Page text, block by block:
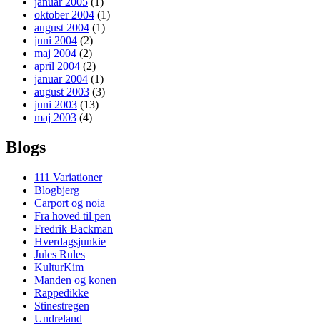
oktober 2004 (1)
august 2004 (1)
juni 2004 (2)
maj 2004 (2)
april 2004 (2)
januar 2004 (1)
august 2003 (3)
juni 2003 (13)
maj 2003 (4)
Blogs
111 Variationer
Blogbjerg
Carport og noia
Fra hoved til pen
Fredrik Backman
Hverdagsjunkie
Jules Rules
KulturKim
Manden og konen
Rappedikke
Stinestregen
Undreland